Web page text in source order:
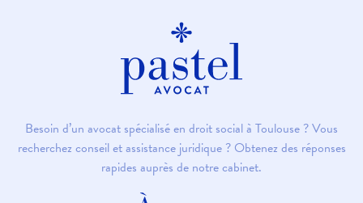
Besoin d’un avocat spécialisé en droit social à Toulouse ? Vous
recherchez conseil et assistance juridique ? Obtenez des réponses
rapides auprès de notre cabinet.